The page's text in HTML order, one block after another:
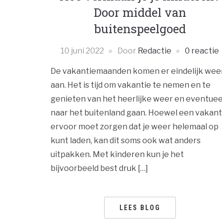
Door middel van
buitenspeelgoed
10 juni 2022 Door Redactie 0 reactie
De vakantiemaanden komen er eindelijk
aan. Het is tijd om vakantie te nemen en te
genieten van het heerlijke weer en
naar het buitenland gaan. Hoewel een
ervoor moet zorgen dat je weer helemaal op
kunt laden, kan dit soms ook wat anders
uitpakken. Met kinderen kun je het
bijvoorbeeld best druk […]
LEES BLOG